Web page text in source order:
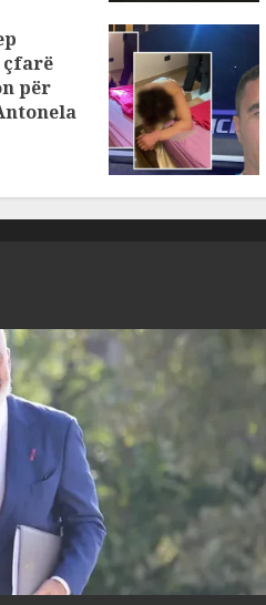
çfarë
për